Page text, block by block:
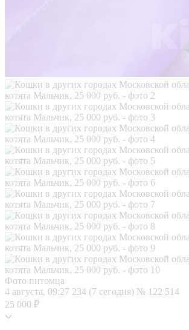
Фото питомца
4 августа, 09:27 234 (7 сегодня) № 122 514
25 000 ₽